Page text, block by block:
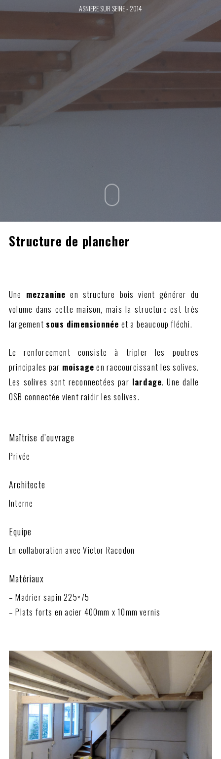
ASNIERE SUR SEINE - 2014
Structure de plancher
Une mezzanine en structure bois vient générer du
volume dans cette maison, mais la structure est très
largement sous dimensionnée et a beaucoup fléchi.
Le renforcement consiste à tripler les poutres
principales par moisage en raccourcissant les solives.
Les solives sont reconnectées par lardage. Une dalle
OSB connectée vient raidir les solives.
Maîtrise d’ouvrage
Privée
Architecte
Interne
Equipe
En collaboration avec Victor Racodon
Matériaux
– Madrier sapin 225×75
– Plats forts en acier 400mm x 10mm vernis